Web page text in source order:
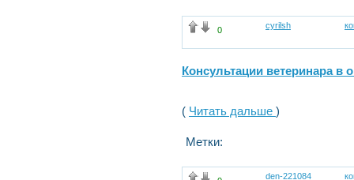
0 cyrilsh
Консультации ветеринара
( Читать дальше )
Метки:
den-221084